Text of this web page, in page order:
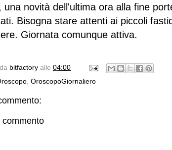
una novità dell'ultima ora alla fine
Bisogna stare attenti ai piccoli
Giornata comunque attiva.
bitfactory alle 04:00
OroscopoGiornaliero
commento